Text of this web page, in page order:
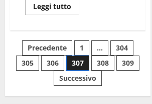
Leggi tutto
Precedente 1 …
304
305
306 307 308
309
Successivo